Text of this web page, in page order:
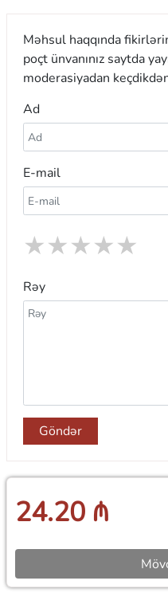
Məhsul haqqında
poçt ünvanınız saytda
moderasiyadan
Ad
E-mail
★
★
★
★
★
Rəy
Göndər
24.20 ₼